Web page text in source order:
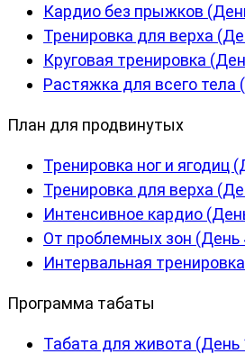
Кардио без прыжков
Тренировка для верха
Круговая тренировка
Растяжка для всего тела
План для продвинутых
Тренировка ног и ягодиц
Тренировка для верха
Интенсивное кардио
От проблемных зон (День
Интервальная
Программа табаты
Табата для живота (День